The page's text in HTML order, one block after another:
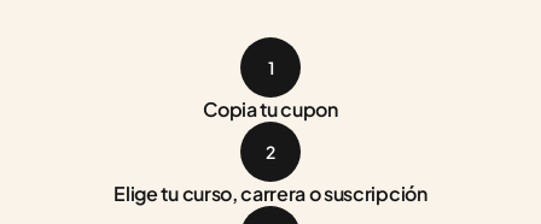
1
Copia tu cupon
2
Elige tu curso, carrera o suscripción